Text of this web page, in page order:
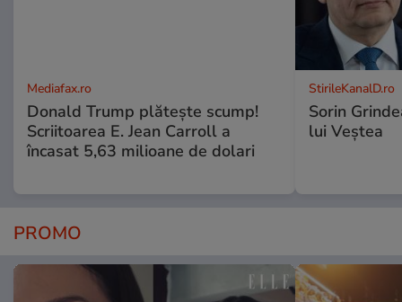
Mediafax.ro
Donald Trump plătește scump!
Scriitoarea E. Jean Carroll a
încasat 5,63 milioane de dolari
StirileKanalD.ro
Sorin
lui Veștea
PROMO